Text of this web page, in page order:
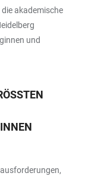
akademische
und
H
H